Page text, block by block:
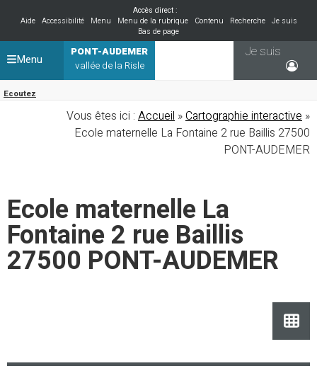
Accès direct :
Aide
Accessibilité Menu Menu de la rubrique Contenu Recherche
Je suis
Bas de page
PONT-AUDEMER
vallée de la Risle
Ecoutez
Je suis
Menu
Vous êtes ici : Accueil »Cartographie interactive »
Ecole maternelle La Fontaine 2 rue Baillis 27500
PONT-AUDEMER
Ecole maternelle La
Fontaine 2 rue Baillis
27500 PONT-AUDEMER